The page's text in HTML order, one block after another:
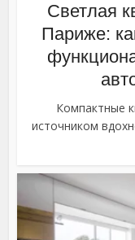
Светлая
Париже:
Компактные
источником